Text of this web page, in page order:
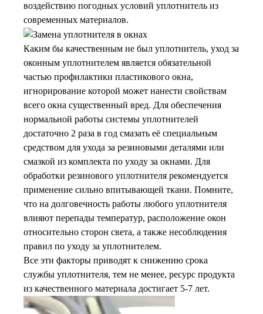
воздействию погодных условий уплотнитель из
современных материалов.
Каким бы качественным не был уплотнитель, уход за
оконным уплотнителем является обязательной
частью профилактики пластикового окна,
игнорирование которой может нанести свойствам
всего окна существенный вред. Для обеспечения
нормальной работы системы уплотнителей
достаточно 2 раза в год смазать её специальным
средством для ухода за резиновыми деталями или
смазкой из комплекта по уходу за окнами. Для
обработки резинового уплотнителя рекомендуется
применение сильно впитывающей ткани. Помните,
что на долговечность работы любого уплотнителя
влияют перепады температур, расположение окон
относительно сторон света, а также несоблюдения
правил по уходу за уплотнителем.
Все эти факторы приводят к снижению срока
службы уплотнителя, тем не менее, ресурс продукта
из качественного материала достигает 5-7 лет.